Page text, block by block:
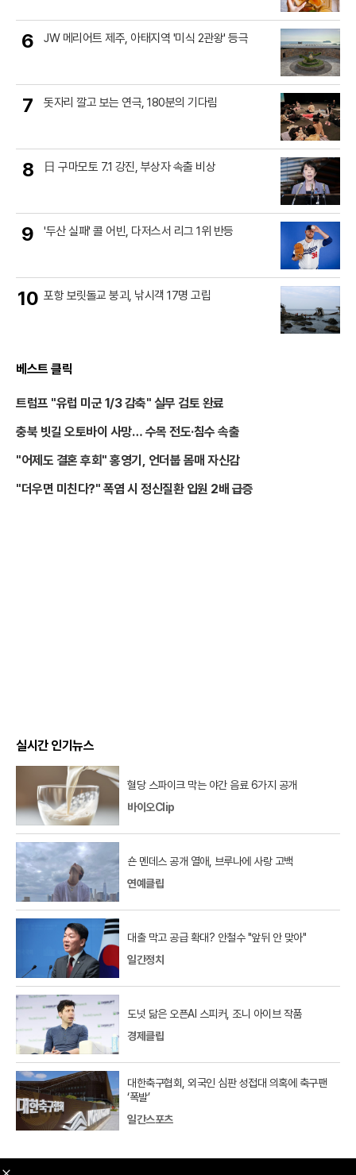
6 JW 메리어트 제주, 아태지역 '미식 2관왕' 등극
7 돗자리 깔고 보는 연극, 180분의 기다림
8 日 구마모토 7.1 강진, 부상자 속출 비상
9 '두산 실패' 콜 어빈, 다저스서 리그 1위 반등
10 포항 보릿돌교 붕괴, 낚시객 17명 고립
베스트 클릭
트럼프 "유럽 미군 1/3 감축" 실무 검토 완료
충북 빗길 오토바이 사망… 수목 전도·침수 속출
"어제도 결혼 후회" 홍영기, 언더붑 몸매 자신감
"더우면 미친다?" 폭염 시 정신질환 입원 2배 급증
실시간 인기뉴스
혈당 스파이크 막는 야간 음료 6가지 공개
바이오Clip
숀 멘데스 공개 열애, 브루나에 사랑 고백
연예클립
대출 막고 공급 확대? 안철수 "앞뒤 안 맞아"
일간정치
도넛 닮은 오픈AI 스피커, 조니 아이브 작품
경제클립
대한축구협회, 외국인 심판 성접대 의혹에 축구팬
‘폭발’
일간스포츠